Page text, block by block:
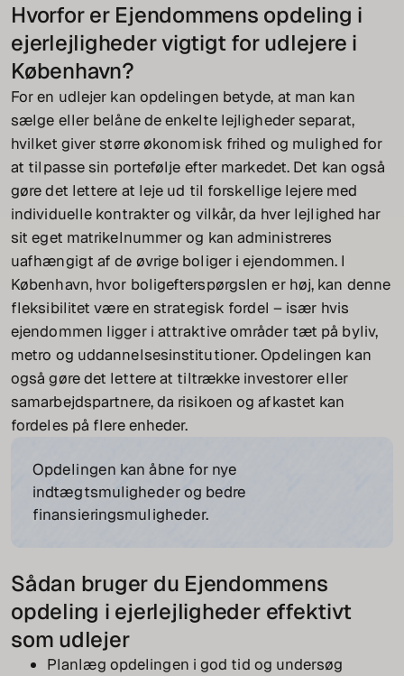
Hvorfor er Ejendommens opdeling i
ejerlejligheder vigtigt for udlejere i
København?
For en udlejer kan opdelingen betyde, at man kan
sælge eller belåne de enkelte lejligheder separat,
hvilket giver større økonomisk frihed og mulighed for
at tilpasse sin portefølje efter markedet. Det kan også
gøre det lettere at leje ud til forskellige lejere med
individuelle kontrakter og vilkår, da hver lejlighed har
sit eget matrikelnummer og kan administreres
uafhængigt af de øvrige boliger i ejendommen. I
København, hvor boligefterspørgslen er høj, kan denne
fleksibilitet være en strategisk fordel – især hvis
ejendommen ligger i attraktive områder tæt på byliv,
metro og uddannelsesinstitutioner. Opdelingen kan
også gøre det lettere at tiltrække investorer eller
samarbejdspartnere, da risikoen og afkastet kan
fordeles på flere enheder.
Opdelingen kan åbne for nye
indtægtsmuligheder og bedre
finansieringsmuligheder.
Sådan bruger du Ejendommens
opdeling i ejerlejligheder effektivt
som udlejer
Planlæg opdelingen i god tid og undersøg